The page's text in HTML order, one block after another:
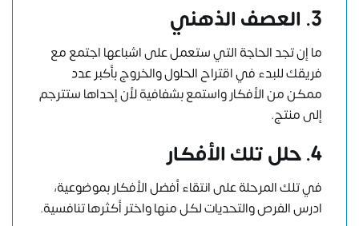
3. العصف الذهني
ما إن تجد الحاجة التي ستعمل على اشباعها اجتمع مع
فريقك للبدء في اقتراح الحلول والخروج بأكبر عدد
ممكن من الأفكار واستمع بشفافية لأن إحداها ستترجم
إلى منتج.
4. حلل تلك الأفكار
في تلك المرحلة على انتقاء أفضل الأفكار بموضوعية،
ادرس الفرص والتحديات لكل منها واختر أكثرها تنافسية.